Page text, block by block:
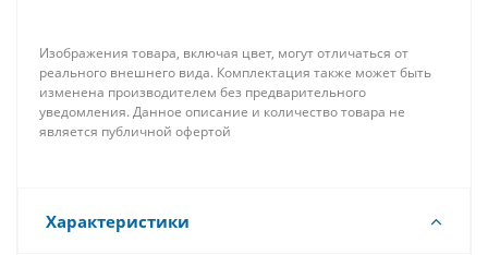
Изображения товара, включая цвет, могут отличаться от
реального внешнего вида. Комплектация также может быть
изменена производителем без предварительного
уведомления. Данное описание и количество товара не
является публичной офертой
Характеристики